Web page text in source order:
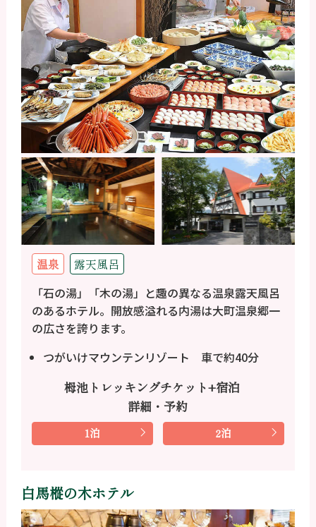
温泉
露天風呂
「石の湯」「木の湯」と趣の異なる温泉露天風呂
のあるホテル。開放感溢れる内湯は大町温泉郷一
の広さを誇ります。
つがいけマウンテンリゾート 車で約40分
栂池トレッキングチケット+宿泊
詳細・予約
1泊 2泊
白馬樅の木ホテル